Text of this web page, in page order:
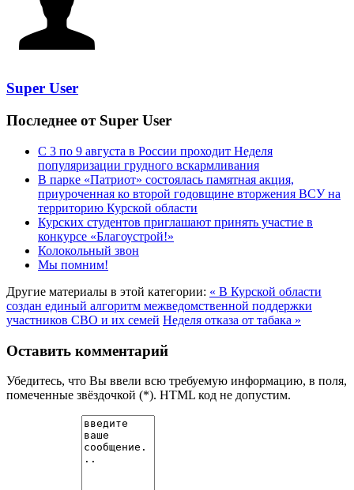
Super User
Последнее от Super User
С 3 по 9 августа в России проходит Неделя
популяризации грудного вскармливания
В парке «Патриот» состоялась памятная акция,
приуроченная ко второй годовщине вторжения ВСУ на
территорию Курской области
Курских студентов приглашают принять участие в
конкурсе «Благоустрой!»
Колокольный звон
Мы помним!
Другие материалы в этой категории: « В Курской области
создан единый алгоритм межведомственной поддержки
участников СВО и их семей Неделя отказа от табака »
Оставить комментарий
Убедитесь, что Вы ввели всю требуемую информацию, в поля,
помеченные звёздочкой (*). HTML код не допустим.